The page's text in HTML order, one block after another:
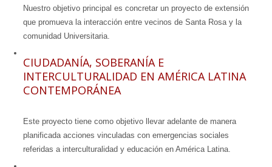
Nuestro objetivo principal es concretar un proyecto de extensión
que promueva la interacción entre vecinos de Santa Rosa y la
comunidad Universitaria.
CIUDADANÍA, SOBERANÍA E
INTERCULTURALIDAD EN AMÉRICA LATINA
CONTEMPORÁNEA
Este proyecto tiene como objetivo llevar adelante de manera
planificada acciones vinculadas con emergencias sociales
referidas a interculturalidad y educación en América Latina.